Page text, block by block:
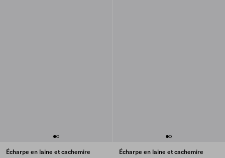
Écharpe en laine et cachemire
Écharpe en laine et cachemire